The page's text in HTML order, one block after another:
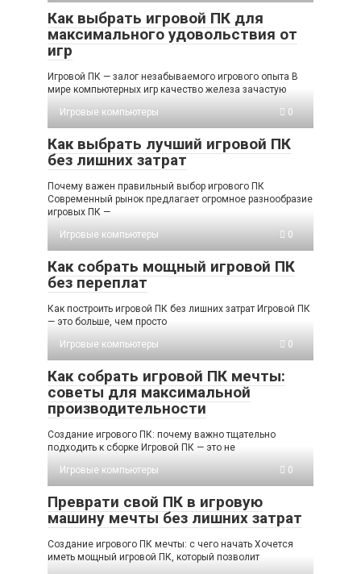
Как выбрать игровой ПК для
максимального удовольствия от
игр
Игровой ПК — залог незабываемого игрового опыта В
мире компьютерных игр качество железа зачастую
Игровые компьютеры
0
Как выбрать лучший игровой ПК
без лишних затрат
Почему важен правильный выбор игрового ПК
Современный рынок предлагает огромное разнообразие
игровых ПК —
Игровые компьютеры
0
Как собрать мощный игровой ПК
без переплат
Как построить игровой ПК без лишних затрат Игровой ПК
— это больше, чем просто
Игровые компьютеры
0
Как собрать игровой ПК мечты:
советы для максимальной
производительности
Создание игрового ПК: почему важно тщательно
подходить к сборке Игровой ПК — это не
Игровые компьютеры
0
Преврати свой ПК в игровую
машину мечты без лишних затрат
Создание игрового ПК мечты: с чего начать Хочется
иметь мощный игровой ПК, который позволит